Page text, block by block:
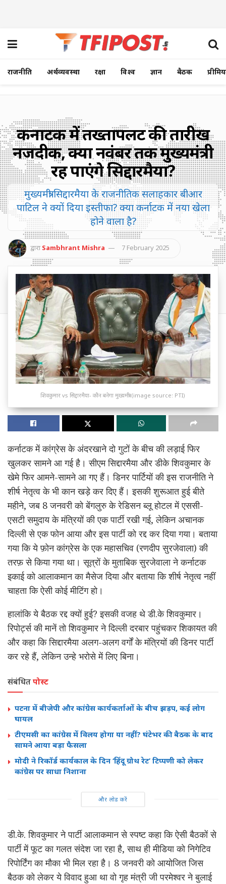
राजनीति अर्थव्यवस्था रक्षा विश्व ज्ञान बैठक
कर्नाटक में तख्तापलट की तारीख
नजदीक, क्या नवंबर तक मुख्यमंत्री
रह पाएंगे सिद्दारमैया?
मुख्यमंत्री सिद्दारमैया के राजनीतिक सलाहकार बीआर
पाटिल ने क्यों दिया इस्तीफा? क्या कर्नाटक में नया खेला
होने वाला है?
द्वारा Sambhrant Mishra 7 February 2025
शिवकुमार vs सिद्दारमैया- कौन बनेगा मुख्यमंत्री (image source: PTI)
कर्नाटक में कांग्रेस के अंदरखाने दो गुटों के बीच की लड़ाई फिर
खुलकर सामने आ गई है। सीएम सिद्दारमैया और डीके शिवकुमार के
खेमे फिर आमने-सामने आ गए हैं। डिनर पार्टियों की इस राजनीति ने
शीर्ष नेतृत्व के भी कान खड़े कर दिए हैं। इसकी शुरूआत हुई बीते
महीने, जब 8 जनवरी को बेंगलुरु के रेडिसन ब्लू होटल में एससी-
एसटी समुदाय के मंत्रियों की एक पार्टी रखी गई, लेकिन अचानक
दिल्ली से एक फोन आया और इस पार्टी को रद्द कर दिया गया। बताया
गया कि ये फ़ोन कांग्रेस के एक महासचिव (रणदीप सुरजेवाला) की
तरफ़ से किया गया था। सूत्रों के मुताबिक सुरजेवाला ने कर्नाटक
इकाई को आलाकमान का मैसेज दिया और बताया कि शीर्ष नेतृत्व नहीं
चाहता कि ऐसी कोई मीटिंग हो।
हालांकि ये बैठक रद्द क्यों हुई? इसकी वजह थे डी.के शिवकुमार।
रिपोर्ट्स की मानें तो शिवकुमार ने दिल्ली दरबार पहुंचकर शिकायत की
और कहा कि सिद्दारमैया अलग-अलग वर्गों के मंत्रियों की डिनर पार्टी
कर रहे हैं, लेकिन उन्हे भरोसे में लिए बिना।
संबंधितपोस्ट
पटना में बीजेपी और कांग्रेस कार्यकर्ताओं के बीच झड़प, कई लोग
घायल
टीएमसी का कांग्रेस में विलय होगा या नहीं? घंटेभर की बैठक के बाद
सामने आया बड़ा फैसला
मोदी ने रिकॉर्ड कार्यकाल के दिन ‘हिंदू ग्रोथ रेट’ टिप्पणी को लेकर
कांग्रेस पर साधा निशाना
और लोड करें
डी.के. शिवकुमार ने पार्टी आलाकमान से स्पष्ट कहा कि ऐसी बैठकों से
पार्टी में फूट का गलत संदेश जा रहा है, साथ ही मीडिया को निगेटिव
रिपोर्टिंग का मौका भी मिल रहा है। 8 जनवरी को आयोजित जिस
बैठक को लेकर ये विवाद हुआ था वो गृह मंत्री जी परमेश्वर ने बुलाई